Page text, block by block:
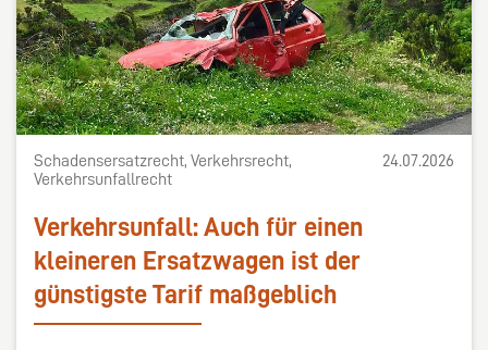
Schadensersatzrecht, Verkehrsrecht,
Verkehrsunfallrecht
24.07.2026
Verkehrsunfall: Auch für einen
kleineren Ersatzwagen ist der
günstigste Tarif maßgeblich